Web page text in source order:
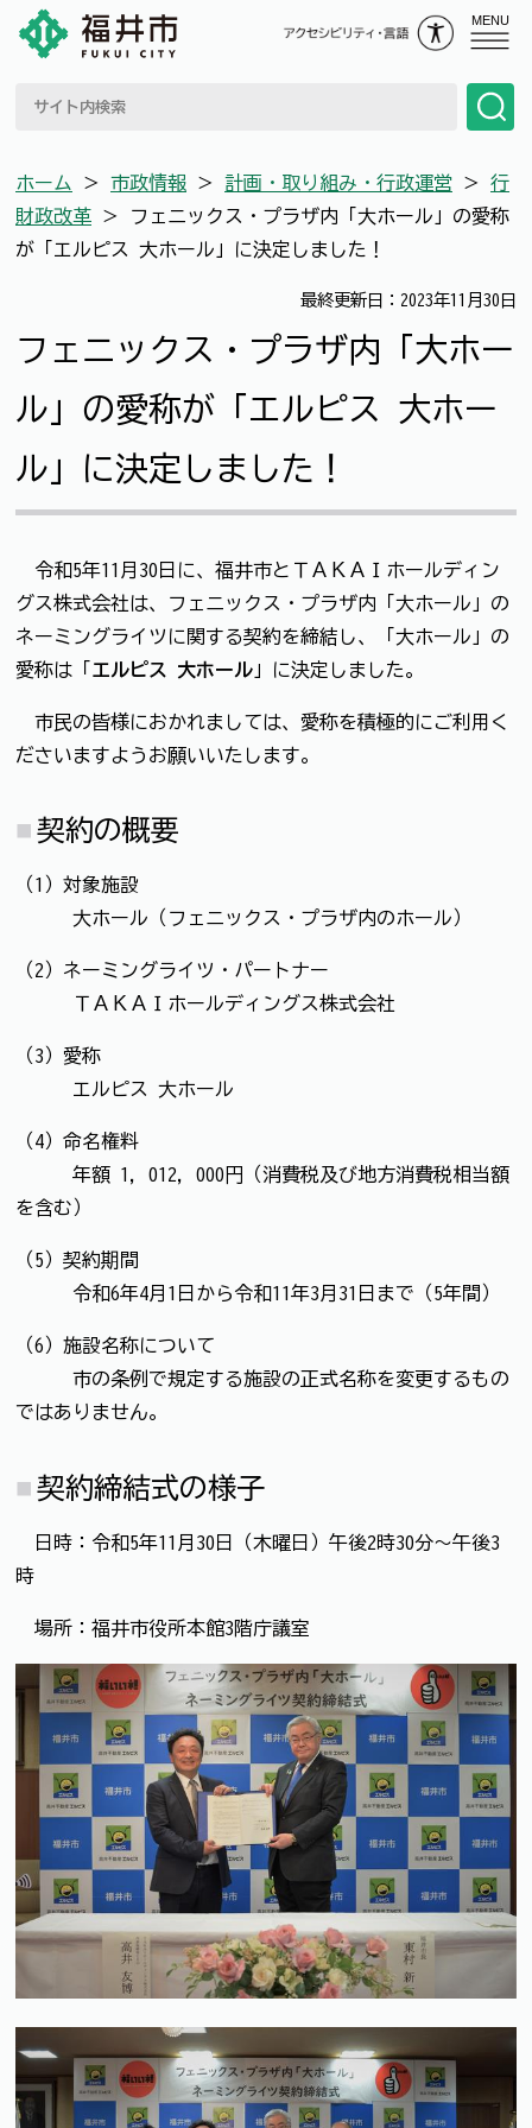
MENU
ホーム ＞ 市政情報 ＞ 計画・取り組み・行政運営 ＞ 行
財政改革 ＞
フェニックス・プラザ内「大ホール」の愛称
が「エルピス 大ホール」に決定しました！
最終更新日：2023年11月30日
フェニックス・プラザ内「大ホー
ル」の愛称が「エルピス 大ホー
ル」に決定しました！
令和5年11月30日に、福井市とＴＡＫＡＩホールディン
グス株式会社は、フェニックス・プラザ内「大ホール」の
ネーミングライツに関する契約を締結し、「大ホール」の
愛称は「 エルピス 大ホール 」に決定しました。
市民の皆様におかれましては、愛称を積極的にご利用く
ださいますようお願いいたします。
契約の概要
（1）対象施設
大ホール（フェニックス・プラザ内のホール）
（2）ネーミングライツ・パートナー
ＴＡＫＡＩホールディングス株式会社
（3）愛称
エルピス 大ホール
（4）命名権料
年額 1，012，000円（消費税及び地方消費税相当額
を含む）
（5）契約期間
令和6年4月1日から令和11年3月31日まで（5年間）
（6）施設名称について
市の条例で規定する施設の正式名称を変更するもの
ではありません。
契約締結式の様子
日時：令和5年11月30日（木曜日）午後2時30分～午後3
時
場所：福井市役所本館3階庁議室